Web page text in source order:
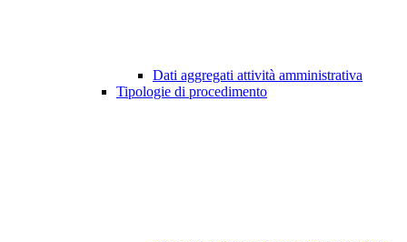
Dati aggregati attività amministrativa
Tipologie di procedimento